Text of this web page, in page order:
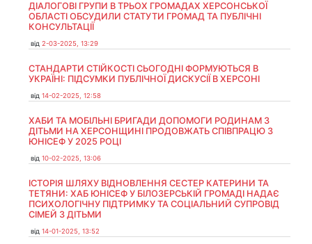
ДІАЛОГОВІ ГРУПИ В ТРЬОХ ГРОМАДАХ ХЕРСОНСЬКОЇ
ОБЛАСТІ ОБСУДИЛИ СТАТУТИ ГРОМАД ТА ПУБЛІЧНІ
КОНСУЛЬТАЦІЇ
від 2-03-2025, 13:29
СТАНДАРТИ СТІЙКОСТІ СЬОГОДНІ ФОРМУЮТЬСЯ В
УКРАЇНІ: ПІДСУМКИ ПУБЛІЧНОЇ ДИСКУСІЇ В ХЕРСОНІ
від 14-02-2025, 12:58
ХАБИ ТА МОБІЛЬНІ БРИГАДИ ДОПОМОГИ РОДИНАМ З
ДІТЬМИ НА ХЕРСОНЩИНІ ПРОДОВЖАТЬ СПІВПРАЦЮ З
ЮНІСЕФ У 2025 РОЦІ
від 10-02-2025, 13:06
ІСТОРІЯ ШЛЯХУ ВІДНОВЛЕННЯ СЕСТЕР КАТЕРИНИ ТА
ТЕТЯНИ: ХАБ ЮНІСЕФ У БІЛОЗЕРСЬКІЙ ГРОМАДІ НАДАЄ
ПСИХОЛОГІЧНУ ПІДТРИМКУ ТА СОЦІАЛЬНИЙ СУПРОВІД
СІМЕЙ З ДІТЬМИ
від 14-01-2025, 13:52